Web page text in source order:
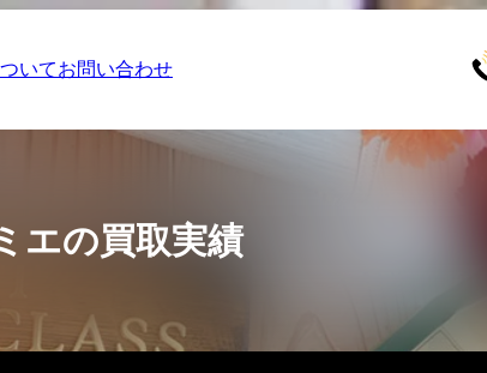
いてお問い合わせ
エの買取実績